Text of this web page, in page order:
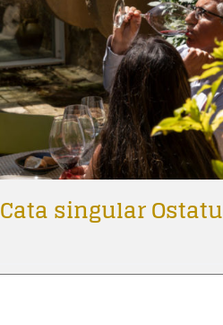
Cata singular Ostatu